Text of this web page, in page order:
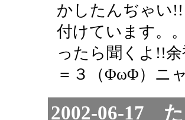
かしたんぢゃい
付けています。
ったら聞くよ!!
＝３（ΦωΦ）ニ
2002-06-17